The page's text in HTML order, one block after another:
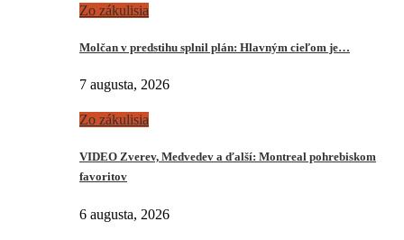
Zo zákulisia
Molčan v predstihu splnil plán: Hlavným cieľom je…
7 augusta, 2026
Zo zákulisia
VIDEO Zverev, Medvedev a ďalší: Montreal pohrebiskom
favoritov
6 augusta, 2026